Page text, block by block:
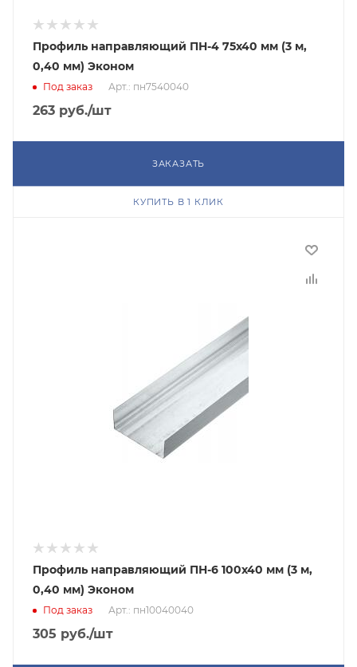
Профиль направляющий ПН-4 75х40 мм (3 м,
0,40 мм) Эконом
Под заказ Арт.: пн7540040
263 руб./шт
ЗАКАЗАТЬ
КУПИТЬ В 1 КЛИК
Профиль направляющий ПН-6 100х40 мм (3 м,
0,40 мм) Эконом
Под заказ Арт.: пн10040040
305 руб./шт